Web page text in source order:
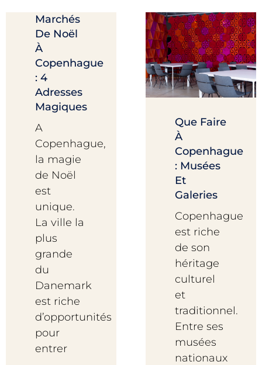
Marchés
De Noël
À
Copenhague
: 4
Adresses
Magiques
A
Copenhague,
la magie
de Noël
est
unique.
La ville la
plus
grande
du
Danemark
est riche
d’opportunités
pour
entrer
Que Faire
À
Copenhague
: Musées
Et
Galeries
Copenhague
est riche
de son
héritage
culturel
et
traditionnel.
Entre ses
musées
nationaux